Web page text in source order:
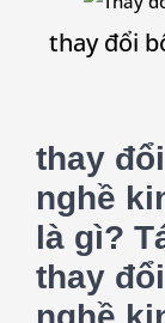
thay đổi
thay
nghề
là gì?
thay